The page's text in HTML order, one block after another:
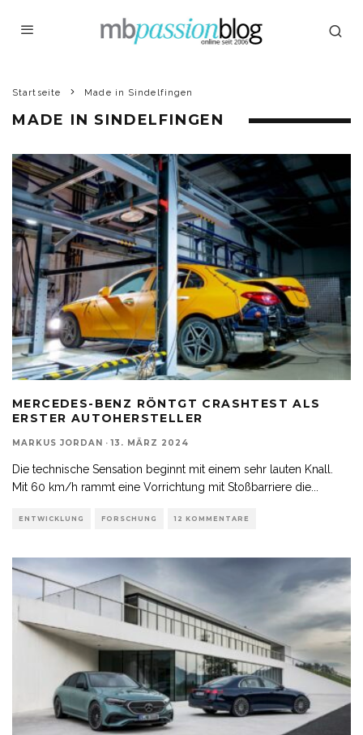
Startseite Made in Sindelfingen
MADE IN SINDELFINGEN
MERCEDES-BENZ RÖNTGT CRASHTEST ALS
ERSTER AUTOHERSTELLER
MARKUS JORDAN · 13. MÄRZ 2024
Die technische Sensation beginnt mit einem sehr lauten Knall.
Mit 60 km/h rammt eine Vorrichtung mit Stoßbarriere die
ENTWICKLUNG FORSCHUNG 12 KOMMENTARE